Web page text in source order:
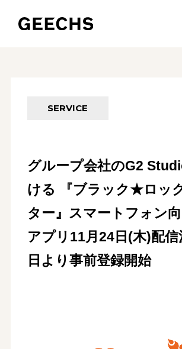
SERVICE
グループ会社のG2
ける 『ブラック★ロッ
ター』スマートフォン
アプリ11月24日(木)配信
日より事前登録開始